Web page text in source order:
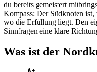
du bereits gemeistert
Kompass: Der Südknoten
wo die Erfüllung liegt. Den
Sinnfragen eine klare
Was ist der